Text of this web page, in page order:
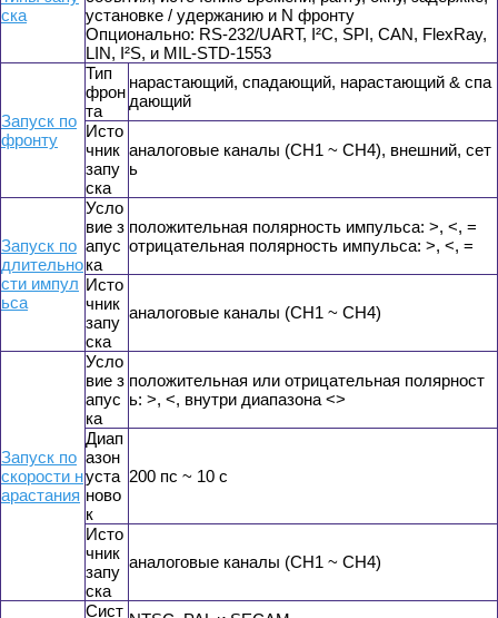
ска
установке / удержанию и N фронту
Опционально: RS-232/UART, I²C, SPI, CAN, FlexRay,
LIN, I²S, и MIL-STD-1553
Запуск по
фронту
Тип
фрон
та
нарастающий, спадающий, нарастающий & спа
дающий
Исто
чник
запу
ска
аналоговые каналы (CH1 ~ CH4), внешний, сет
ь
Запуск по
длительно
сти импул
ьса
Усло
вие з
апус
ка
положительная полярность импульса: >, <, =
отрицательная полярность импульса: >, <, =
Исто
чник
запу
ска
аналоговые каналы (CH1 ~ CH4)
Запуск по
скорости н
арастания
Усло
вие з
апус
ка
положительная или отрицательная полярност
ь: >, <, внутри диапазона <>
Диап
азон
уста
ново
к
200 пс ~ 10 с
Исто
чник
запу
ска
аналоговые каналы (CH1 ~ CH4)
Сист